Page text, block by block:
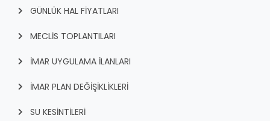
GÜNLÜK HAL FİYATLARI
MECLİS TOPLANTILARI
İMAR UYGULAMA İLANLARI
İMAR PLAN DEĞİŞİKLİKLERİ
SU KESİNTİLERİ